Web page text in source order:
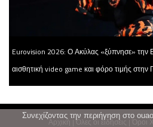
Eurovision 2026: Ο Ακύλας «ξύπνησε» την
αισθητική video game και φόρο τιμής στην
Αρχική | Όλες οι ειδήσεις | Όροι
Συνεχίζοντας την περιήγηση στο